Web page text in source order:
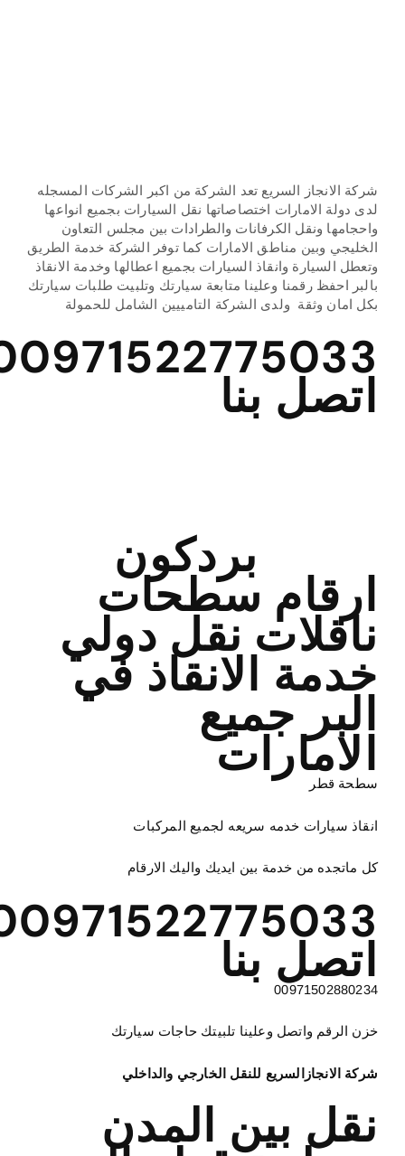
شركة الانجاز السريع تعد الشركة من اكبر الشركات المسجله
لدى دولة الامارات اختصاصاتها نقل السيارات بجميع انواعها
واحجامها ونقل الكرفانات والطرادات بين مجلس التعاون
الخليجي وبين مناطق الامارات كما توفر الشركة خدمة الطريق
وتعطل السيارة وانقاذ السيارات بجميع اعطالها وخدمة الانقاذ
بالبر احفظ رقمنا وعلينا متابعة سيارتك وتلبيت طلبات سيارتك
بكل امان وثقة ولدى الشركة التامييين الشامل للحمولة
00971522775033
اتصل بنا
ونش ريكفري
بردكون
ارقام سطحات
ناقلات نقل دولي
خدمة الانقاذ في
البر جميع
الامارات
سطحة قطر
انقاذ سيارات خدمه سريعه لجميع المركبات
كل ماتجده من خدمة بين ايديك واليك الارقام
00971522775033
اتصل بنا
00971502880234
خزن الرقم واتصل وعلينا تلبيتك حاجات سيارتك
شركة الانجازالسريع للنقل الخارجي والداخلي
نقل بين المدن